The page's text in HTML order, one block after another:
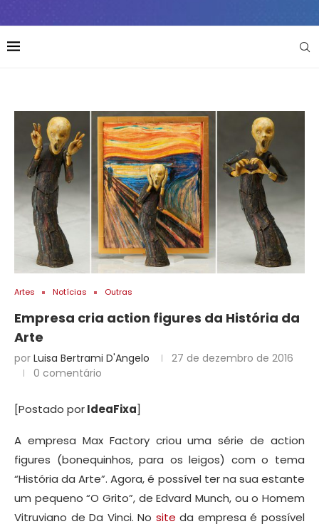
Artes Notícias Outras
Empresa cria action figures da História da
Arte
por Luisa Bertrami D'Angelo
27 de dezembro de 2016
0 comentário
[Postado porIdeaFixa]
A empresa Max Factory criou uma série de action
figures (bonequinhos, para os leigos) com o tema
“História da Arte”. Agora, é possível ter na sua estante
um pequeno “O Grito”, de Edvard Munch, ou o Homem
Vitruviano de Da Vinci. No site da empresa é possível